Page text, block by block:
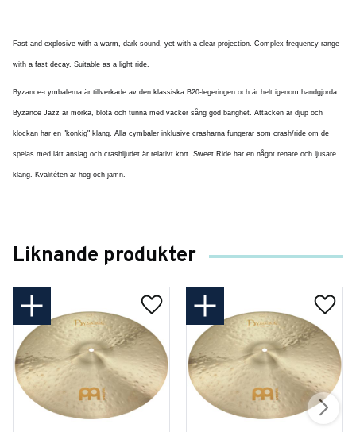
Fast and explosive with a warm, dark sound, yet with a clear projection. Complex frequency range
with a fast decay. Suitable as a light ride.
Byzance-cymbalerna är tillverkade av den klassiska B20-legeringen och är helt igenom handgjorda.
Byzance Jazz är mörka, blöta och tunna med vacker sång god bärighet. Attacken är djup och
klockan har en "konkig" klang. Alla cymbaler inklusive crasharna fungerar som crash/ride om de
spelas med lätt anslag och crashljudet är relativt kort. Sweet Ride har en något renare och ljusare
klang. Kvalitéten är hög och jämn.
Liknande produkter